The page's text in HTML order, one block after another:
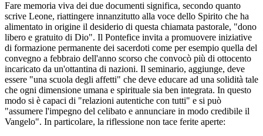
Fare memoria viva dei due documenti significa, secondo quanto
scrive Leone, riattingere innanzitutto alla voce dello Spirito che ha
alimentato in origine il desiderio di questa chiamata pastorale, "dono
libero e gratuito di Dio". Il Pontefice invita a promuovere iniziative
di formazione permanente dei sacerdoti come per esempio quella del
convegno a febbraio dell'anno scorso che convocò più di ottocento
incaricato da un'ottantina di nazioni. Il seminario, aggiunge, deve
essere "una scuola degli affetti" che deve educare ad una solidità tale
che ogni dimensione umana e spirituale sia ben integrata. In questo
modo si è capaci di "relazioni autentiche con tutti" e si può
"assumere l'impegno del celibato e annunciare in modo credibile il
Vangelo". In particolare, la riflessione non tace ferite aperte: